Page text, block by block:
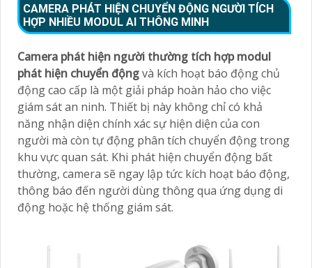
CAMERA PHÁT HIỆN CHUYỂN ĐỘNG NGƯỜI TÍCH
HỢP NHIỀU MODUL AI THÔNG MINH
Camera phát hiện người thường tích hợp modul
phát hiện chuyển độngvà kích hoạt báo động chủ
động cao cấp là một giải pháp hoàn hảo cho việc
giám sát an ninh. Thiết bị này không chỉ có khả
năng nhận diện chính xác sự hiện diện của con
người mà còn tự động phân tích chuyển động trong
khu vực quan sát. Khi phát hiện chuyển động bất
thường, camera sẽ ngay lập tức kích hoạt báo động,
thông báo đến người dùng thông qua ứng dụng di
động hoặc hệ thống giám sát.